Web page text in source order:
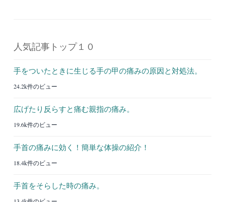
人気記事トップ１０
手をついたときに生じる手の甲の痛みの原因と対処法。
24.2k件のビュー
広げたり反らすと痛む親指の痛み。
19.6k件のビュー
手首の痛みに効く！簡単な体操の紹介！
18.4k件のビュー
手首をそらした時の痛み。